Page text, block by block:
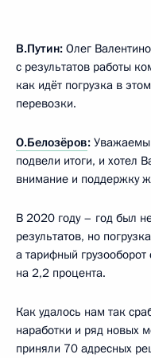
В.Путин: Олег
с результатов работы
как идёт погрузка в
перевозки.
О.Белозёров:
подвели итоги, и хотел
внимание и поддержку
В 2020 году – год был
результатов, но
а тарифный
на 2,2 процента.
Как удалось нам так
наработки и ряд новых
приняли 70 адресных